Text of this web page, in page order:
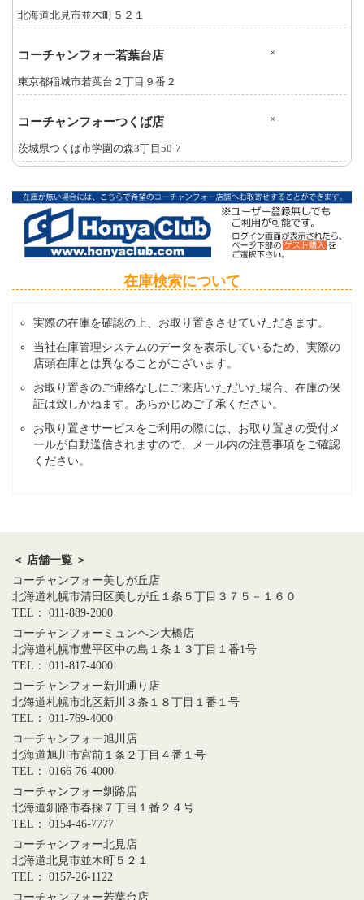
北海道北見市並木町５２１
コーチャンフォー若葉台店 ×
東京都稲城市若葉台２丁目９番２
コーチャンフォーつくば店 ×
茨城県つくば市学園の森3丁目50-7
在庫検索について
実際の在庫を確認の上、お取り置きさせていただきます。
当社在庫管理システムのデータを表示しているため、実際の
店頭在庫とは異なることがございます。
お取り置きのご連絡なしにご来店いただいた場合、在庫の保
証は致しかねます。あらかじめご了承ください。
お取り置きサービスをご利用の際には、お取り置きの受付メ
ールが自動送信されますので、メール内の注意事項をご確認
ください。
＜ 店舗一覧 ＞
コーチャンフォー美しが丘店
北海道札幌市清田区美しが丘１条５丁目３７５－１６０
TEL： 011-889-2000
コーチャンフォーミュンヘン大橋店
北海道札幌市豊平区中の島１条１３丁目１番1号
TEL： 011-817-4000
コーチャンフォー新川通り店
北海道札幌市北区新川３条１８丁目１番１号
TEL： 011-769-4000
コーチャンフォー旭川店
北海道旭川市宮前１条２丁目４番１号
TEL： 0166-76-4000
コーチャンフォー釧路店
北海道釧路市春採７丁目１番２４号
TEL： 0154-46-7777
コーチャンフォー北見店
北海道北見市並木町５２１
TEL： 0157-26-1122
コーチャンフォー若葉台店